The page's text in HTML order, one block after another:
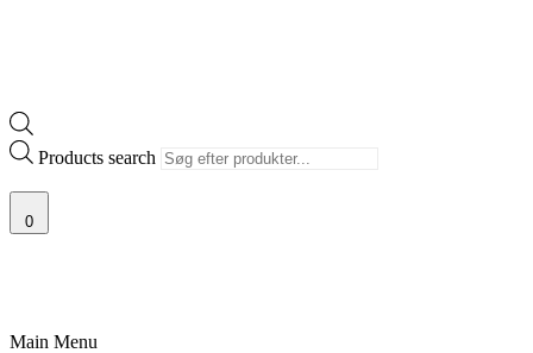
Products search
0
Main Menu